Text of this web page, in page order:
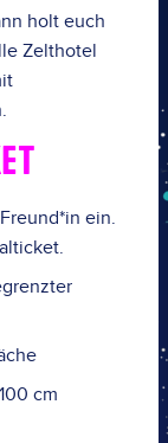
holt euch
Zelthotel
ein.
cm